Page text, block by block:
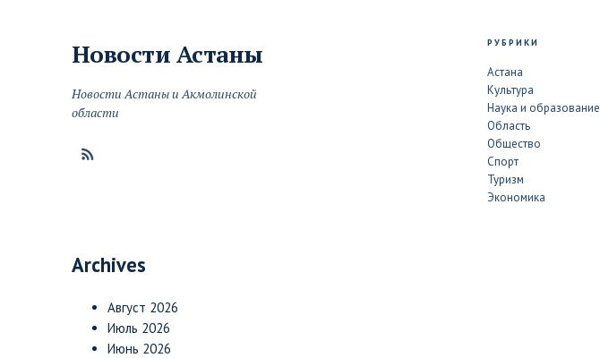
Новости Астаны
Новости Астаны и Акмолинской
области
РУБРИКИ
Астана
Культура
Наука и образование
Область
Общество
Спорт
Туризм
Экономика
Archives
Август 2026
Июль 2026
Июнь 2026